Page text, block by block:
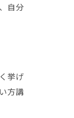
自分
挙げ
方講